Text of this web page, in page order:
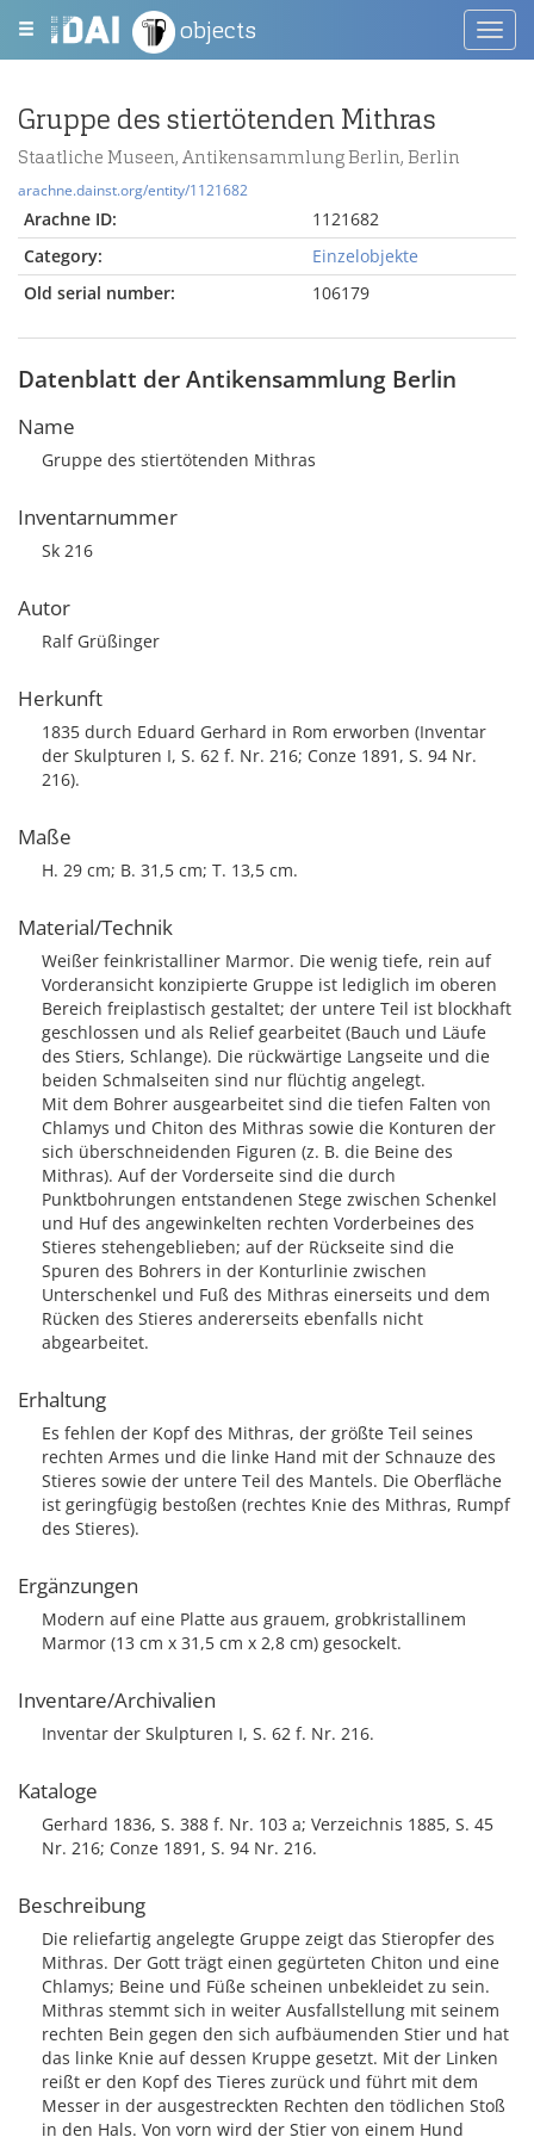
objects
Gruppe des stiertötenden Mithras
Staatliche Museen, Antikensammlung Berlin, Berlin
arachne.dainst.org/entity/1121682
Arachne ID:
1121682
Category:
Einzelobjekte
Old serial number:
106179
Datenblatt der Antikensammlung Berlin
Name
Gruppe des stiertötenden Mithras
Inventarnummer
Sk 216
Autor
Ralf Grüßinger
Herkunft
1835 durch Eduard Gerhard in Rom erworben (Inventar
der Skulpturen I, S. 62 f. Nr. 216; Conze 1891, S. 94 Nr.
216).
Maße
H. 29 cm; B. 31,5 cm; T. 13,5 cm.
Material/Technik
Weißer feinkristalliner Marmor. Die wenig tiefe, rein auf
Vorderansicht konzipierte Gruppe ist lediglich im oberen
Bereich freiplastisch gestaltet; der untere Teil ist blockhaft
geschlossen und als Relief gearbeitet (Bauch und Läufe
des Stiers, Schlange). Die rückwärtige Langseite und die
beiden Schmalseiten sind nur flüchtig angelegt.
Mit dem Bohrer ausgearbeitet sind die tiefen Falten von
Chlamys und Chiton des Mithras sowie die Konturen der
sich überschneidenden Figuren (z. B. die Beine des
Mithras). Auf der Vorderseite sind die durch
Punktbohrungen entstandenen Stege zwischen Schenkel
und Huf des angewinkelten rechten Vorderbeines des
Stieres stehengeblieben; auf der Rückseite sind die
Spuren des Bohrers in der Konturlinie zwischen
Unterschenkel und Fuß des Mithras einerseits und dem
Rücken des Stieres andererseits ebenfalls nicht
abgearbeitet.
Erhaltung
Es fehlen der Kopf des Mithras, der größte Teil seines
rechten Armes und die linke Hand mit der Schnauze des
Stieres sowie der untere Teil des Mantels. Die Oberfläche
ist geringfügig bestoßen (rechtes Knie des Mithras, Rumpf
des Stieres).
Ergänzungen
Modern auf eine Platte aus grauem, grobkristallinem
Marmor (13 cm x 31,5 cm x 2,8 cm) gesockelt.
Inventare/Archivalien
Inventar der Skulpturen I, S. 62 f. Nr. 216.
Kataloge
Gerhard 1836, S. 388 f. Nr. 103 a; Verzeichnis 1885, S. 45
Nr. 216; Conze 1891, S. 94 Nr. 216.
Beschreibung
Die reliefartig angelegte Gruppe zeigt das Stieropfer des
Mithras. Der Gott trägt einen gegürteten Chiton und eine
Chlamys; Beine und Füße scheinen unbekleidet zu sein.
Mithras stemmt sich in weiter Ausfallstellung mit seinem
rechten Bein gegen den sich aufbäumenden Stier und hat
das linke Knie auf dessen Kruppe gesetzt. Mit der Linken
reißt er den Kopf des Tieres zurück und führt mit dem
Messer in der ausgestreckten Rechten den tödlichen Stoß
in den Hals. Von vorn wird der Stier von einem Hund